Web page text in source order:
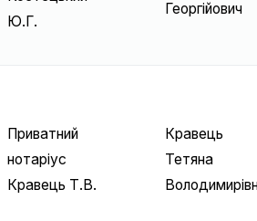
Ю.Г.
Георгійович
Приватний
нотаріус
Кравець Т.В.
Кравець
Тетяна